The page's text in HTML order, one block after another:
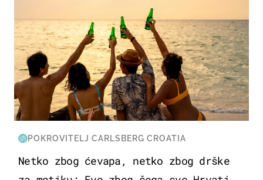
POKROVITELJ CARLSBERG CROATIA
Netko zbog ćevapa, netko zbog drške